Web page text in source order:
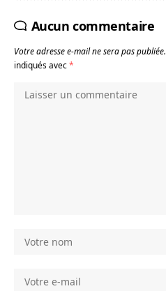
Aucun commentaire
Votre adresse e-mail ne sera pas publiée.
indiqués avec*